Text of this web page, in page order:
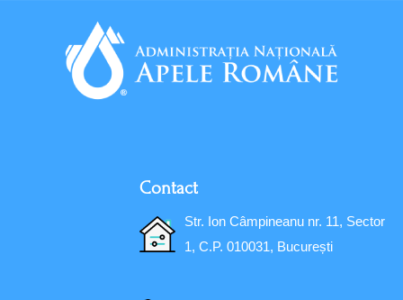
Contact
Str. Ion Câmpineanu nr. 11, Sector
1, C.P. 010031, București